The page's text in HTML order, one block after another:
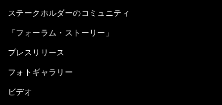
ステークホルダーのコミュニティ
「フォーラム・ストーリー」
プレスリリース
フォトギャラリー
ビデオ